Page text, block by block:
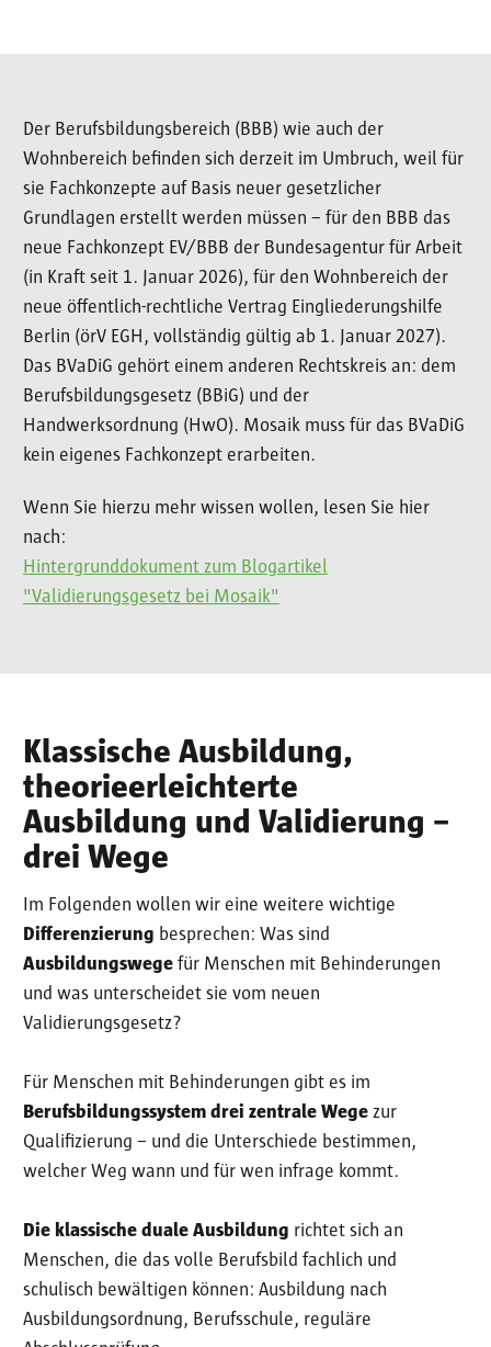
Der Berufsbildungsbereich (BBB) wie auch der
Wohnbereich befinden sich derzeit im Umbruch, weil für
sie Fachkonzepte auf Basis neuer gesetzlicher
Grundlagen erstellt werden müssen – für den BBB das
neue Fachkonzept EV/BBB der Bundesagentur für Arbeit
(in Kraft seit 1. Januar 2026), für den Wohnbereich der
neue öffentlich-rechtliche Vertrag Eingliederungshilfe
Berlin (örV EGH, vollständig gültig ab 1. Januar 2027).
Das BVaDiG gehört einem anderen Rechtskreis an: dem
Berufsbildungsgesetz (BBiG) und der
Handwerksordnung (HwO). Mosaik muss für das BVaDiG
kein eigenes Fachkonzept erarbeiten.
Wenn Sie hierzu mehr wissen wollen, lesen Sie hier
nach:
Hintergrunddokument zum Blogartikel
"Validierungsgesetz bei Mosaik"
Klassische Ausbildung,
theorieerleichterte
Ausbildung und Validierung –
drei Wege
Im Folgenden wollen wir eine weitere wichtige
Differenzierung besprechen: Was sind
Ausbildungswege für Menschen mit Behinderungen
und was unterscheidet sie vom neuen
Validierungsgesetz?
Für Menschen mit Behinderungen gibt es im
Berufsbildungssystem drei zentrale Wege zur
Qualifizierung – und die Unterschiede bestimmen,
welcher Weg wann und für wen infrage kommt.
Die klassische duale Ausbildung richtet sich an
Menschen, die das volle Berufsbild fachlich und
schulisch bewältigen können: Ausbildung nach
Ausbildungsordnung, Berufsschule, reguläre